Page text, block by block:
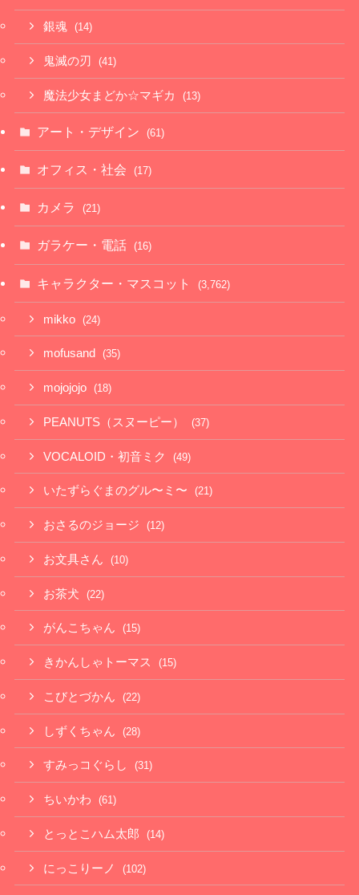
銀魂 (14)
鬼滅の刃 (41)
魔法少女まどか☆マギカ (13)
アート・デザイン (61)
オフィス・社会 (17)
カメラ (21)
ガラケー・電話 (16)
キャラクター・マスコット (3,762)
mikko (24)
mofusand (35)
mojojojo (18)
PEANUTS（スヌーピー） (37)
VOCALOID・初音ミク (49)
いたずらぐまのグル〜ミ〜 (21)
おさるのジョージ (12)
お文具さん (10)
お茶犬 (22)
がんこちゃん (15)
きかんしゃトーマス (15)
こびとづかん (22)
しずくちゃん (28)
すみっコぐらし (31)
ちいかわ (61)
とっとこハム太郎 (14)
にっこりーノ (102)